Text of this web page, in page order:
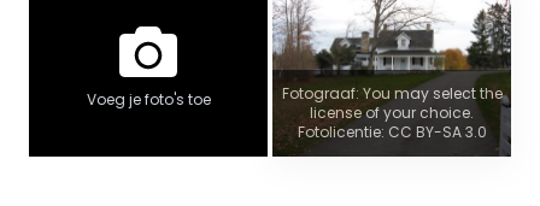
Voeg je foto's toe
Fotograaf: You may select the
license of your choice.
Fotolicentie: CC BY-SA 3.0